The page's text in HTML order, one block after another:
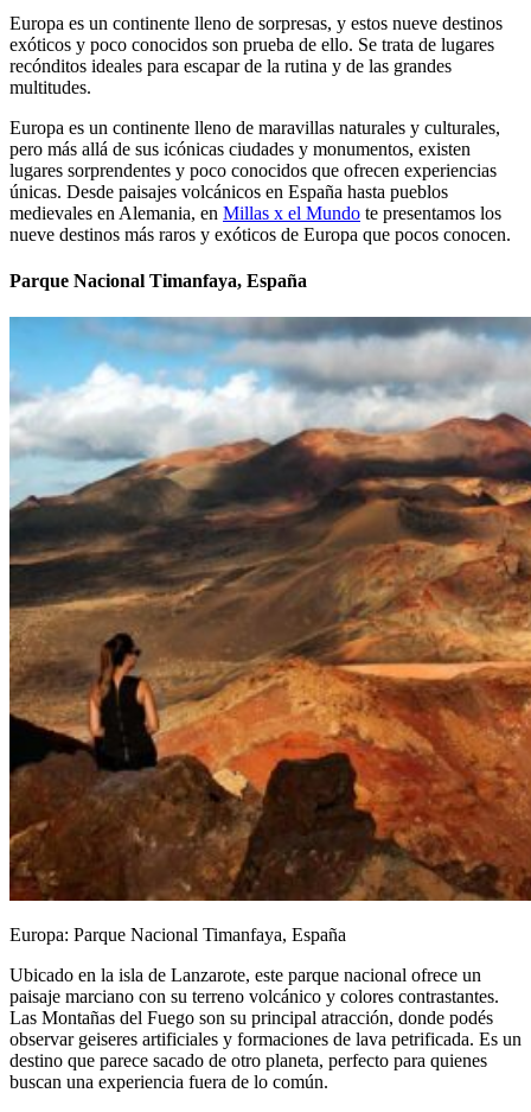
WhatsApp
Europa es un continente lleno de sorpresas, y estos nueve destinos
exóticos y poco conocidos son prueba de ello. Se trata de lugares
recónditos ideales para escapar de la rutina y de las grandes
multitudes.
Europa es un continente lleno de maravillas naturales y culturales,
pero más allá de sus icónicas ciudades y monumentos, existen
lugares sorprendentes y poco conocidos que ofrecen experiencias
únicas. Desde paisajes volcánicos en España hasta pueblos
medievales en Alemania, en Millas x el Mundo te presentamos los
nueve destinos más raros y exóticos de Europa que pocos conocen.
Parque Nacional Timanfaya, España
Europa: Parque Nacional Timanfaya, España
Ubicado en la isla de Lanzarote, este parque nacional ofrece un
paisaje marciano con su terreno volcánico y colores contrastantes.
Las Montañas del Fuego son su principal atracción, donde podés
observar geiseres artificiales y formaciones de lava petrificada. Es un
destino que parece sacado de otro planeta, perfecto para quienes
buscan una experiencia fuera de lo común.